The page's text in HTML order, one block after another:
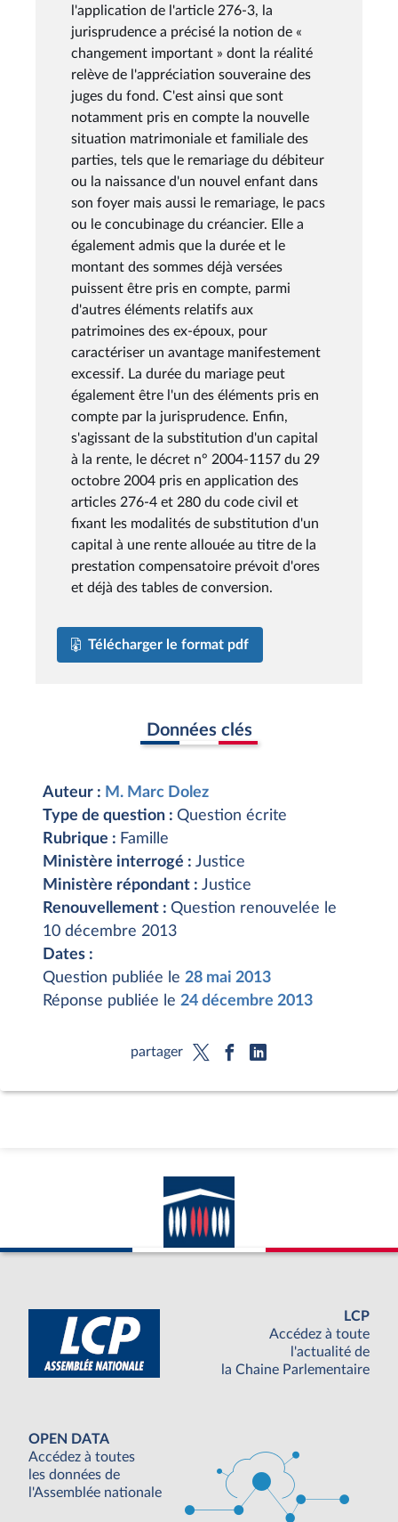
l'application de l'article 276-3, la
jurisprudence a précisé la notion de «
changement important » dont la réalité
relève de l'appréciation souveraine des
juges du fond. C'est ainsi que sont
notamment pris en compte la nouvelle
situation matrimoniale et familiale des
parties, tels que le remariage du débiteur
ou la naissance d'un nouvel enfant dans
son foyer mais aussi le remariage, le pacs
ou le concubinage du créancier. Elle a
également admis que la durée et le
montant des sommes déjà versées
puissent être pris en compte, parmi
d'autres éléments relatifs aux
patrimoines des ex-époux, pour
caractériser un avantage manifestement
excessif. La durée du mariage peut
également être l'un des éléments pris en
compte par la jurisprudence. Enfin,
s'agissant de la substitution d'un capital
à la rente, le décret n° 2004-1157 du 29
octobre 2004 pris en application des
articles 276-4 et 280 du code civil et
fixant les modalités de substitution d'un
capital à une rente allouée au titre de la
prestation compensatoire prévoit d'ores
et déjà des tables de conversion.
Télécharger le format pdf
Données clés
Auteur : M. Marc Dolez
Type de question : Question écrite
Rubrique : Famille
Ministère interrogé : Justice
Ministère répondant : Justice
Renouvellement : Question renouvelée le
10 décembre 2013
Dates :
Question publiée le 28 mai 2013
Réponse publiée le 24 décembre 2013
partager
LCP
Accédez à toute
l'actualité de
la Chaine Parlementaire
OPEN DATA
Accédez à toutes
les données de
l'Assemblée nationale